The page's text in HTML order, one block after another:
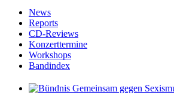
News
Reports
CD-Reviews
Konzerttermine
Workshops
Bandindex